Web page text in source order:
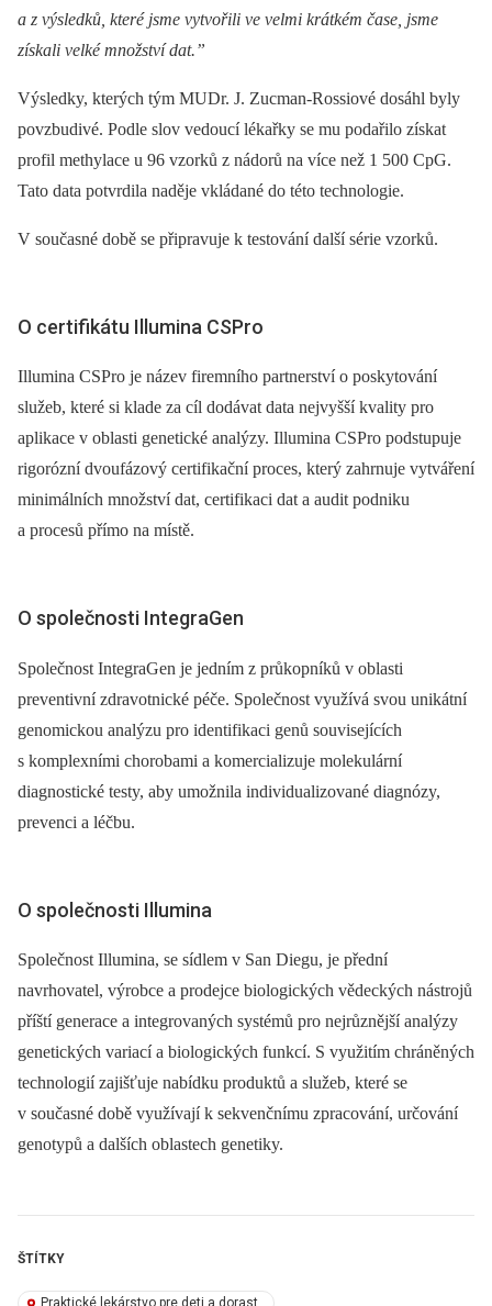
a z výsledků, které jsme vytvořili ve velmi krátkém čase, jsme
získali velké množství dat.”
Výsledky, kterých tým MUDr. J. Zucman-Rossiové dosáhl byly
povzbudivé. Podle slov vedoucí lékařky se mu podařilo získat
profil methylace u 96 vzorků z nádorů na více než 1 500 CpG.
Tato data potvrdila naděje vkládané do této technologie.
V současné době se připravuje k testování další série vzorků.
O certifikátu Illumina CSPro
Illumina CSPro je název firemního partnerství o poskytování
služeb, které si klade za cíl dodávat data nejvyšší kvality pro
aplikace v oblasti genetické analýzy. Illumina CSPro podstupuje
rigorózní dvoufázový certifikační proces, který zahrnuje vytváření
minimálních množství dat, certifikaci dat a audit podniku
a procesů přímo na místě.
O společnosti IntegraGen
Společnost IntegraGen je jedním z průkopníků v oblasti
preventivní zdravotnické péče. Společnost využívá svou unikátní
genomickou analýzu pro identifikaci genů souvisejících
s komplexními chorobami a komercializuje molekulární
diagnostické testy, aby umožnila individualizované diagnózy,
prevenci a léčbu.
O společnosti Illumina
Společnost Illumina, se sídlem v San Diegu, je přední
navrhovatel, výrobce a prodejce biologických vědeckých nástrojů
příští generace a integrovaných systémů pro nejrůznější analýzy
genetických variací a biologických funkcí. S využitím chráněných
technologií zajišťuje nabídku produktů a služeb, které se
v současné době využívají k sekvenčnímu zpracování, určování
genotypů a dalších oblastech ge­netiky.
ŠTÍTKY